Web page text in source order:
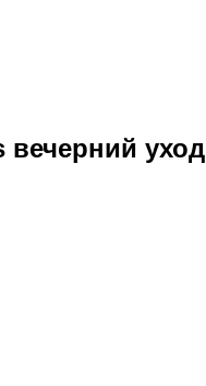
вечерний уход